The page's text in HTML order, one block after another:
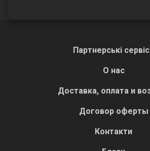
Партнерські
О нас
Доставка, оплата и
Договор оферты
Контакти